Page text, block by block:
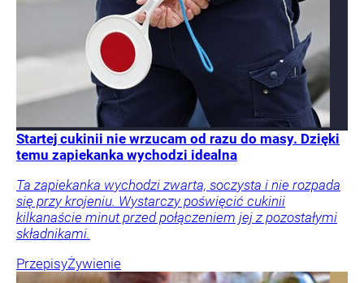
Startej cukinii nie wrzucam od razu do masy. Dzięki
temu zapiekanka wychodzi idealna
Ta zapiekanka wychodzi zwarta, soczysta i nie rozpada
się przy krojeniu. Wystarczy poświęcić cukinii
kilkanaście minut przed połączeniem jej z pozostałymi
składnikami.
PrzepisyŻywienie